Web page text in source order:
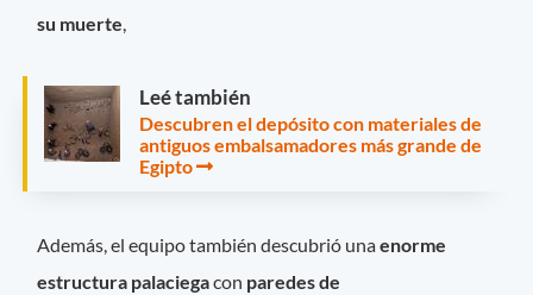
su muerte,
Leé también
Descubren el depósito con materiales de
antiguos embalsamadores más grande de
Egipto
Además, el equipo también descubrió unaenorme
estructura palaciegacon paredes de